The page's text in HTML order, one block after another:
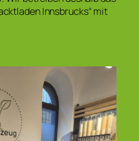
Innsbrucks“ mit